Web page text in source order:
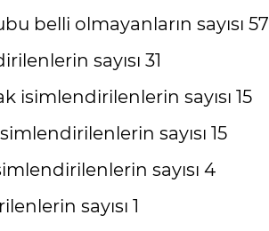
belli olmayanların sayısı 57
sayısı 31
isimlendirilenlerin sayısı 15
sayısı 15
sayısı 4
sayısı 1